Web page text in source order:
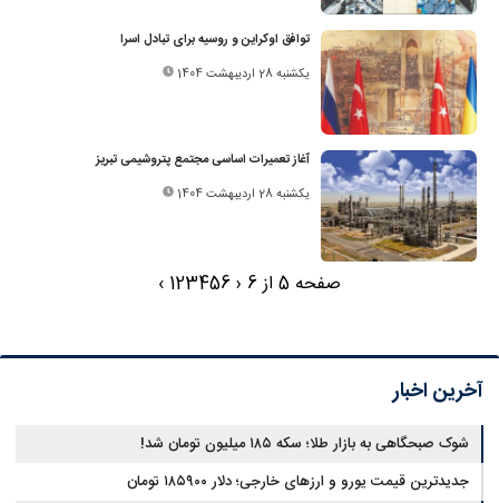
توافق اوکراین و روسیه برای تبادل اسرا
یکشنبه 28 اردیبهشت 1404
آغاز تعمیرات اساسی مجتمع پتروشیمی تبریز
یکشنبه 28 اردیبهشت 1404
صفحه 5 از 6 ‹
123456
›
آخرین اخبار
شوک صبحگاهی به بازار طلا؛ سکه ۱۸۵ میلیون تومان شد!
جدیدترین قیمت یورو و ارزهای خارجی؛ دلار ۱۸۵۹۰۰ تومان